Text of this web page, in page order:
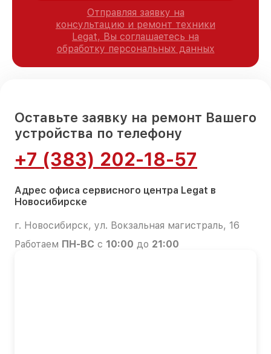
Отправляя заявку на
консультацию и ремонт техники
Legat, Вы соглашаетесь на
обработку персональных данных
Оставьте заявку на ремонт Вашего
устройства по телефону
+7 (383) 202-18-57
Адрес офиса сервисного центра Legat в
Новосибирске
г. Новосибирск, ул. Вокзальная магистраль, 16
Работаем ПН-ВС с 10:00 до 21:00